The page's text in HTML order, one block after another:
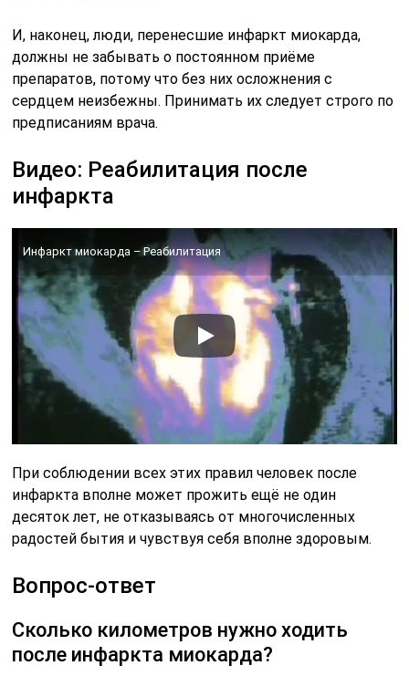
И, наконец, люди, перенесшие инфаркт миокарда,
должны не забывать о постоянном приёме
препаратов, потому что без них осложнения с
сердцем неизбежны. Принимать их следует строго по
предписаниям врача.
Видео: Реабилитация после
инфаркта
Инфаркт миокарда – Реабилитация
При соблюдении всех этих правил человек после
инфаркта вполне может прожить ещё не один
десяток лет, не отказываясь от многочисленных
радостей бытия и чувствуя себя вполне здоровым.
Вопрос-ответ
Сколько километров нужно ходить
после инфаркта миокарда?